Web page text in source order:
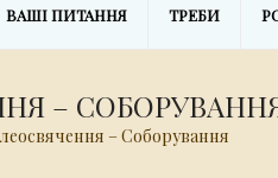
ВАШІ ПИТАННЯ ТРЕБИ
–
– Соборування